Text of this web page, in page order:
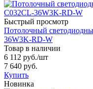
Быстрый просмотр
Потолочный
36W3K-RD-W
Товар в наличии
6 112 руб./шт
7 640 руб.
Купить
Новинка